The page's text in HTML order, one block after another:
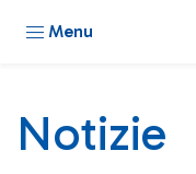
Menu
Notizie